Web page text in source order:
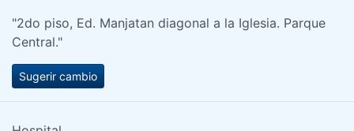
"2do piso, Ed. Manjatan diagonal a la Iglesia. Parque
Central."
Sugerir cambio